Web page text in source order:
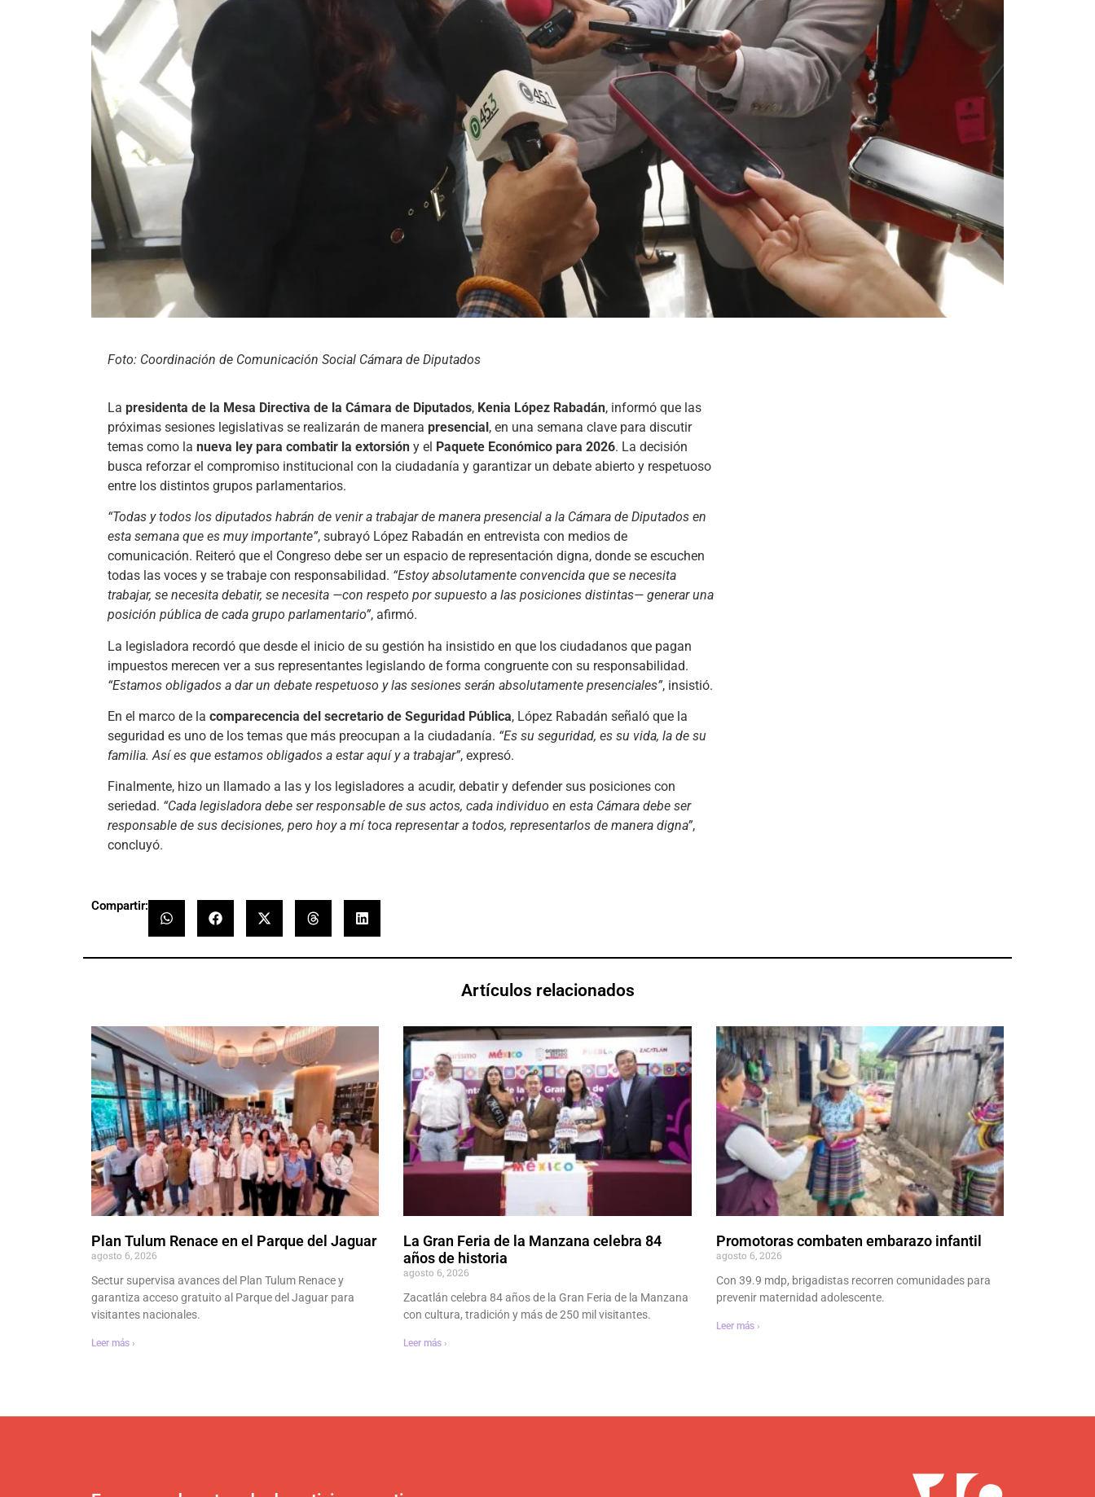
Foto: Coordinación de Comunicación Social Cámara de Diputados
La presidenta de la Mesa Directiva de la Cámara de Diputados, Kenia López Rabadán, informó que las
próximas sesiones legislativas se realizarán de manera presencial, en una semana clave para discutir
temas como la nueva ley para combatir la extorsión y el Paquete Económico para 2026. La decisión
busca reforzar el compromiso institucional con la ciudadanía y garantizar un debate abierto y respetuoso
entre los distintos grupos parlamentarios.
“Todas y todos los diputados habrán de venir a trabajar de manera presencial a la Cámara de Diputados en
esta semana que es muy importante”, subrayó López Rabadán en entrevista con medios de
comunicación. Reiteró que el Congreso debe ser un espacio de representación digna, donde se escuchen
todas las voces y se trabaje con responsabilidad. “Estoy absolutamente convencida que se necesita
trabajar, se necesita debatir, se necesita —con respeto por supuesto a las posiciones distintas— generar una
posición pública de cada grupo parlamentario”, afirmó.
La legisladora recordó que desde el inicio de su gestión ha insistido en que los ciudadanos que pagan
impuestos merecen ver a sus representantes legislando de forma congruente con su responsabilidad.
“Estamos obligados a dar un debate respetuoso y las sesiones serán absolutamente presenciales”, insistió.
En el marco de la comparecencia del secretario de Seguridad Pública, López Rabadán señaló que la
seguridad es uno de los temas que más preocupan a la ciudadanía. “Es su seguridad, es su vida, la de su
familia. Así es que estamos obligados a estar aquí y a trabajar”, expresó.
Finalmente, hizo un llamado a las y los legisladores a acudir, debatir y defender sus posiciones con
seriedad. “Cada legisladora debe ser responsable de sus actos, cada individuo en esta Cámara debe ser
responsable de sus decisiones, pero hoy a mí toca representar a todos, representarlos de manera digna”,
concluyó.
Compartir:
Artículos relacionados
Plan Tulum Renace en el Parque del Jaguar
agosto 6, 2026
Sectur supervisa avances del Plan Tulum Renace y
garantiza acceso gratuito al Parque del Jaguar para
visitantes nacionales.
Leer más ›
La Gran Feria de la Manzana celebra 84
años de historia
agosto 6, 2026
Zacatlán celebra 84 años de la Gran Feria de la Manzana
con cultura, tradición y más de 250 mil visitantes.
Leer más ›
Promotoras combaten embarazo infantil
agosto 6, 2026
Con 39.9 mdp, brigadistas recorren comunidades para
prevenir maternidad adolescente.
Leer más ›